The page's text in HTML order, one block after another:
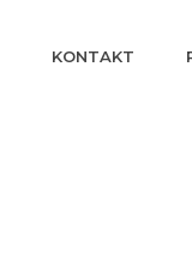
KONTAKT